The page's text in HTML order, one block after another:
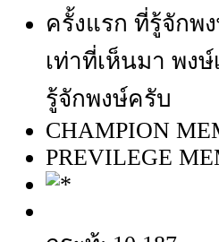
ครั้งแรก ที่รู้จัก
เท่าที่เห็นมา พง
รู้จักพงษ์ครับ
CHAMPION
PREVILEGE